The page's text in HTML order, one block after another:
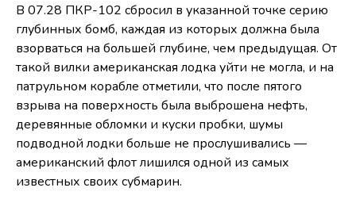
В 07.28 ПКР-102 сбросил в указанной точке серию
глубинных бомб, каждая из которых должна была
взорваться на большей глубине, чем предыдущая. От
такой вилки американская лодка уйти не могла, и на
патрульном корабле отметили, что после пятого
взрыва на поверхность была выброшена нефть,
деревянные обломки и куски пробки, шумы
подводной лодки больше не прослушивались —
американский флот лишился одной из самых
известных своих субмарин.